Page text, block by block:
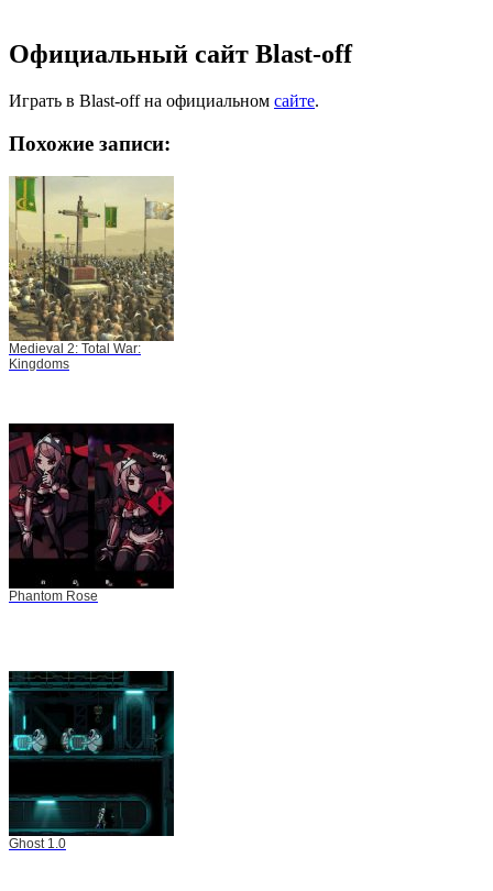
Официальный сайт Blast-off
Играть в Blast-off на официальном сайте.
Похожие записи:
Medieval 2: Total War:
Kingdoms
Phantom Rose
Ghost 1.0